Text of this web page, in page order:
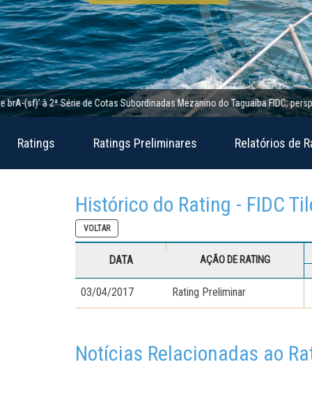
à 2ª Série de Cotas Subordinadas Mezanino do Taguaíba FIDC;
Ratings Ratings Preliminares Relatórios de
Histórico do Rating - FIDC
VOLTAR
DATA AÇÃO DE RATING
03/04/2017 Rating Preliminar
Notícias Relacionadas ao